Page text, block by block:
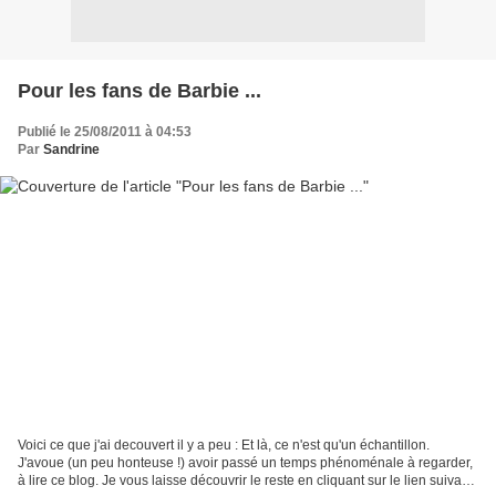
Pour les fans de Barbie ...
Publié le 25/08/2011 à 04:53
Par Sandrine
Voici ce que j'ai decouvert il y a peu : Et là, ce n'est qu'un échantillon.
J'avoue (un peu honteuse !) avoir passé un temps phénoménale à regarder,
à lire ce blog. Je vous laisse découvrir le reste en cliquant sur le lien suivant